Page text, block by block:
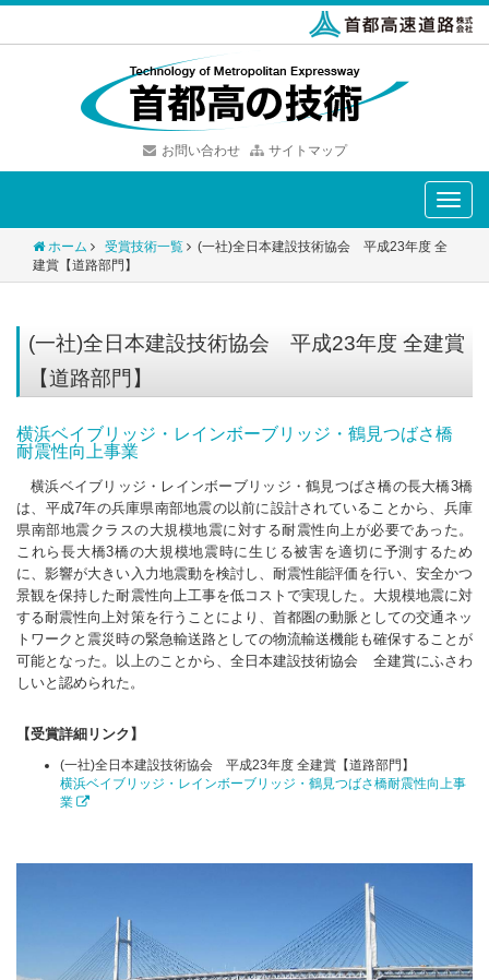
お問い合わせ サイトマップ
Toggle
ホーム 受賞技術一覧
(一社)全日本建設技術協会 平成23年度 全
建賞【道路部門】
(一社)全日本建設技術協会 平成23年度 全建賞
【道路部門】
横浜ベイブリッジ・レインボーブリッジ・鶴見つばさ橋
耐震性向上事業
横浜ベイブリッジ・レインボーブリッジ・鶴見つばさ橋の長大橋3橋
は、平成7年の兵庫県南部地震の以前に設計されていることから、兵庫
県南部地震クラスの大規模地震に対する耐震性向上が必要であった。
これら長大橋3橋の大規模地震時に生じる被害を適切に予測するため
に、影響が大きい入力地震動を検討し、耐震性能評価を行い、安全かつ
景観を保持した耐震性向上工事を低コストで実現した。大規模地震に対
する耐震性向上対策を行うことにより、首都圏の動脈としての交通ネッ
トワークと震災時の緊急輸送路としての物流輸送機能も確保することが
可能となった。以上のことから、全日本建設技術協会 全建賞にふさわ
しいと認められた。
【受賞詳細リンク】
(一社)全日本建設技術協会 平成23年度 全建賞【道路部門】
横浜ベイブリッジ・レインボーブリッジ・鶴見つばさ橋耐震性向上事
業